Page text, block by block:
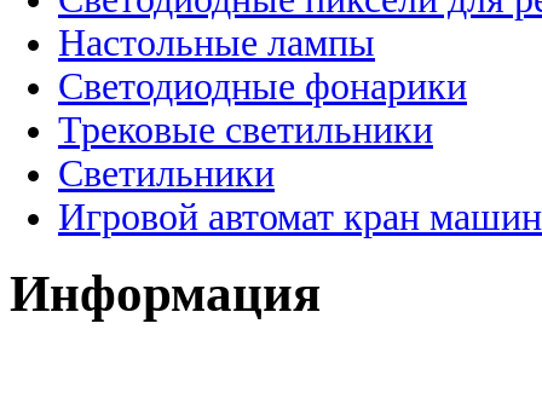
Настольные лампы
Светодиодные фонарики
Трековые светильники
Светильники
Игровой автомат кран
Информация